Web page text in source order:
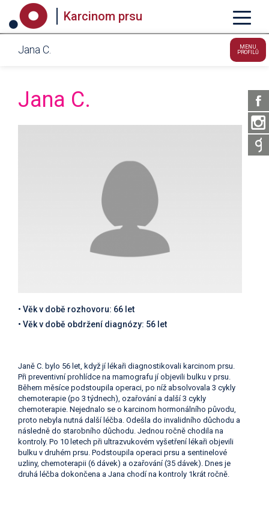
Karcinom prsu
Jana C.
MENU
PROFILŮ
Jana C.
• Věk v době rozhovoru: 66 let
• Věk v době obdržení diagnózy: 56 let
Janě C. bylo 56 let, když jí lékaři diagnostikovali karcinom prsu.
Při preventivní prohlídce na mamografu jí objevili bulku v prsu.
Během měsíce podstoupila operaci, po níž absolvovala 3 cykly
chemoterapie (po 3 týdnech), ozařování a další 3 cykly
chemoterapie. Nejednalo se o karcinom hormonálního původu,
proto nebyla nutná další léčba. Odešla do invalidního důchodu a
následně do starobního důchodu. Jednou ročně chodila na
kontroly. Po 10 letech při ultrazvukovém vyšetření lékaři objevili
bulku v druhém prsu. Podstoupila operaci prsu a sentinelové
uzliny, chemoterapii (6 dávek) a ozařování (35 dávek). Dnes je
druhá léčba dokončena a Jana chodí na kontroly 1krát ročně.